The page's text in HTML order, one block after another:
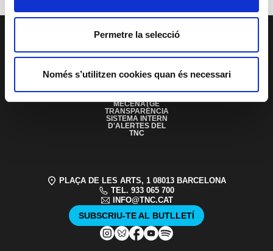
Permetre la selecció
Només s’utilitzen cookies quan és necessari
PAGE FOOTER
SERVEI EDUCATIU I
ACCESSIBILITAT
MECENATGE
TRANSPARÈNCIA
SISTEMA INTERN
D'ALERTES DEL
TNC
PLAÇA DE LES ARTS, 1 08013 BARCELONA
TEL. 933 065 700
INFO@TNC.CAT
SUBSCRIU-TE AL BUTLLETÍ